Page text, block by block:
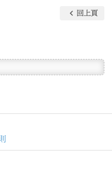
keyboard_arrow_left 回上頁